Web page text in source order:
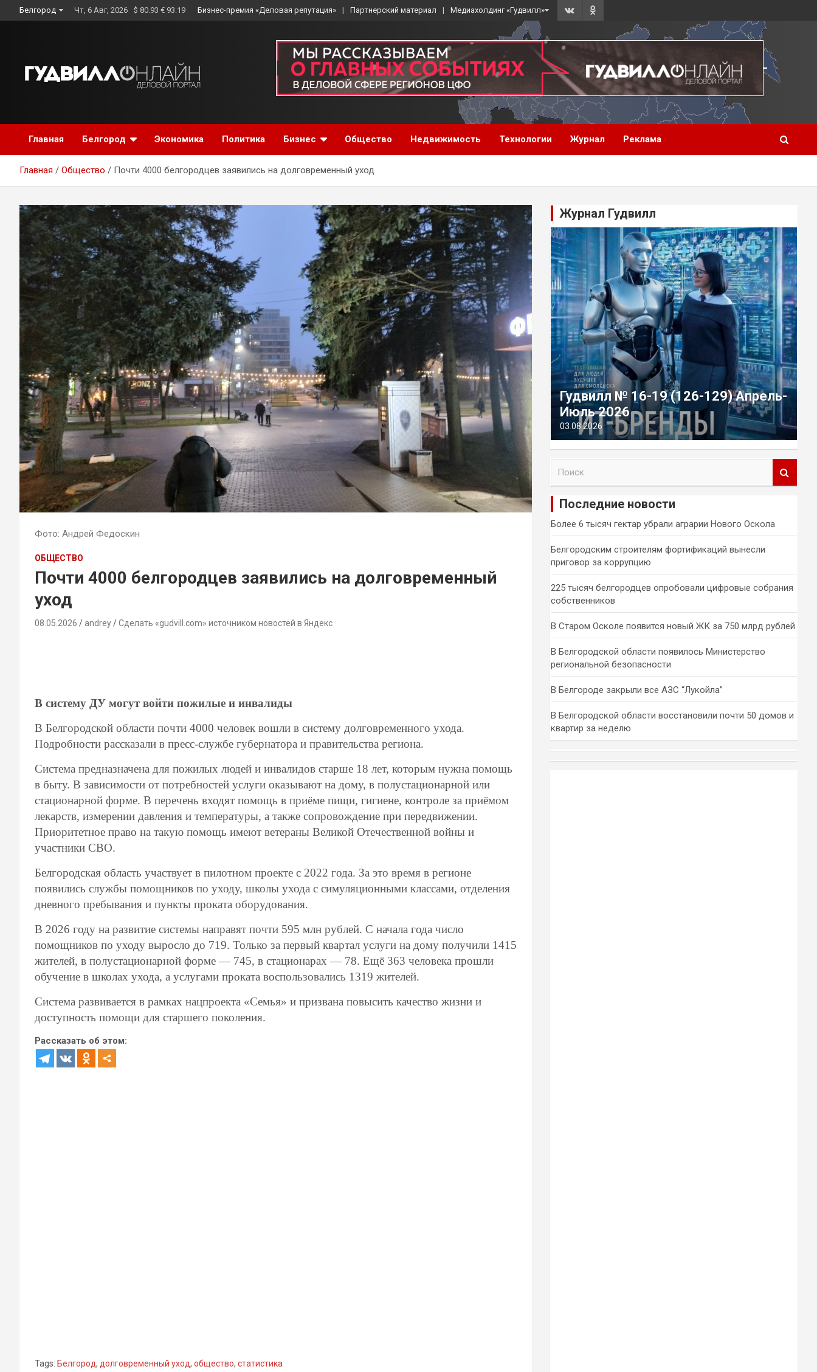
to
Белгород Чт, 6 Авг, 2026 $ 80.93 € 93.19 Бизнес-премия «Деловая репутация» Партнерский материал Медиахолдинг «Гудвилл»
Главная Белгород Экономика Политика Бизнес Общество Недвижимость Технологии Журнал Реклама
Главная Общество Почти 4000 белгородцев заявились на долговременный уход
Фото: Андрей Федоскин
ОБЩЕСТВО
Почти 4000 белгородцев заявились на долговременный
уход
08.05.2026 andrey Сделать «gudvill.com» источником новостей в Яндекс
В систему ДУ могут войти пожилые и инвалиды
В Белгородской области почти 4000 человек вошли в систему долговременного ухода.
Подробности рассказали в пресс-службе губернатора и правительства региона.
Система предназначена для пожилых людей и инвалидов старше 18 лет, которым нужна помощь
в быту. В зависимости от потребностей услуги оказывают на дому, в полустационарной или
стационарной форме. В перечень входят помощь в приёме пищи, гигиене, контроле за приёмом
лекарств, измерении давления и температуры, а также сопровождение при передвижении.
Приоритетное право на такую помощь имеют ветераны Великой Отечественной войны и
участники СВО.
Белгородская область участвует в пилотном проекте с 2022 года. За это время в регионе
появились службы помощников по уходу, школы ухода с симуляционными классами, отделения
дневного пребывания и пункты проката оборудования.
В 2026 году на развитие системы направят почти 595 млн рублей. С начала года число
помощников по уходу выросло до 719. Только за первый квартал услуги на дому получили 1415
жителей, в полустационарной форме — 745, в стационарах — 78. Ещё 363 человека прошли
обучение в школах ухода, а услугами проката воспользовались 1319 жителей.
Система развивается в рамках нацпроекта «Семья» и призвана повысить качество жизни и
доступность помощи для старшего поколения.
Рассказать об этом:
Tags: Белгород, долговременный уход, общество, статистика
Журнал Гудвилл
Гудвилл № 16-19 (126-129) Апрель-
Июль 2026
03.08.2026
и
Последние новости
Более 6 тысяч гектар убрали аграрии Нового Оскола
Белгородским строителям фортификаций вынесли
приговор за коррупцию
225 тысяч белгородцев опробовали цифровые собрания
собственников
В Старом Осколе появится новый ЖК за 750 млрд рублей
В Белгородской области появилось Министерство
региональной безопасности
В Белгороде закрыли все АЗС “Лукойла”
В Белгородской области восстановили почти 50 домов и
квартир за неделю